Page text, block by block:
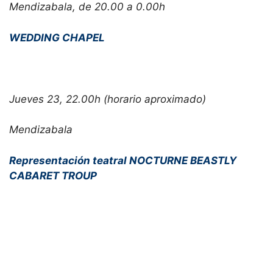
Mendizabala, de 20.00 a 0.00h
WEDDING CHAPEL
Jueves 23, 22.00h (horario aproximado)
Mendizabala
Representación teatral NOCTURNE BEASTLY
CABARET TROUP